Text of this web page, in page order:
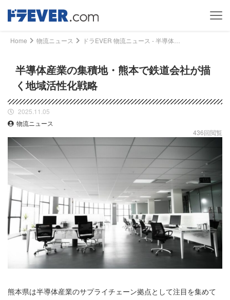
Home 物流ニュース
半導体産業の集積地・熊本で鉄道会社が描
く地域活性化戦略
2025.11.05
物流ニュース
436回閲覧
熊本県は半導体産業のサプライチェーン拠点として注目を集めて